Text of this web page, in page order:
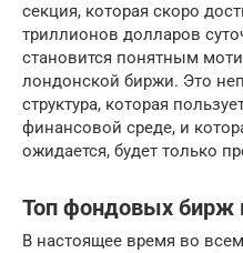
секция, которая скоро
триллионов долларов
становится понятным
лондонской биржи. Это
структура, которая
финансовой среде, и
ожидается, будет только
Топ фондовых бирж
В настоящее время во